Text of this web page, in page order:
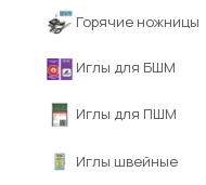
Горячие ножницы
Иглы для БШМ
Иглы для ПШМ
Иглы швейные